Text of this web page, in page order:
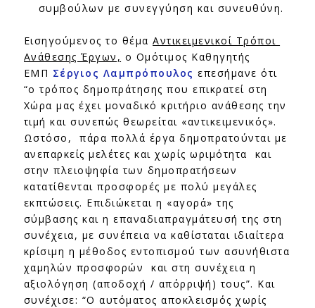
συμβούλων με συνεγγύηση και συνευθύνη.
Εισηγούμενος το θέμαΑντικειμενικοί Τρόποι
Ανάθεσης Έργων, ο Ομότιμος Καθηγητής
ΕΜΠ Σέργιος Λαμπρόπουλος επεσήμανε ότι
“ο τρόπος δημοπράτησης που επικρατεί στη
Χώρα μας έχει μοναδικό κριτήριο ανάθεσης την
τιμή και συνεπώς θεωρείται «αντικειμενικός».
Ωστόσο, πάρα πολλά έργα δημοπρατούνται με
ανεπαρκείς μελέτες και χωρίς ωριμότητα και
στην πλειοψηφία των δημοπρατήσεων
κατατίθενται προσφορές με πολύ μεγάλες
εκπτώσεις. Επιδιώκεται η «αγορά» της
σύμβασης και η επαναδιαπραγμάτευσή της στη
συνέχεια, με συνέπεια να καθίσταται ιδιαίτερα
κρίσιμη η μέθοδος εντοπισμού των ασυνήθιστα
χαμηλών προσφορών και στη συνέχεια η
αξιολόγηση (αποδοχή / απόρριψή) τους”. Και
συνέχισε: “Ο αυτόματος αποκλεισμός χωρίς